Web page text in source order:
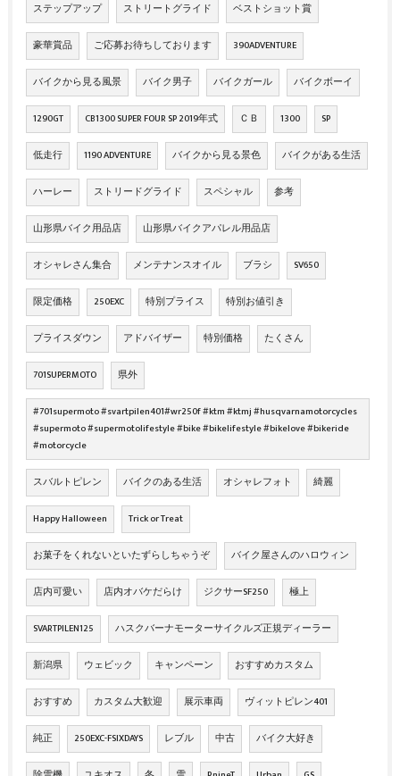
ステップアップ ストリートグライド ベストショット賞
豪華賞品 ご応募お待ちしております 390ADVENTURE
バイクから見る風景 バイク男子 バイクガール バイクボーイ
1290GT CB1300 SUPER FOUR SP 2019年式 ＣＢ 1300 SP
低走行 1190 ADVENTURE バイクから見る景色 バイクがある生活
ハーレー ストリードグライド スペシャル 参考
山形県バイク用品店 山形県バイクアパレル用品店
オシャレさん集合 メンテナンスオイル ブラシ SV650
限定価格 250EXC 特別プライス 特別お値引き
プライスダウン アドバイザー 特別価格 たくさん
701SUPERMOTO 県外
#701supermoto #svartpilen401#wr250f #ktm #ktmj #husqvarnamotorcycles
#supermoto #supermotolifestyle #bike #bikelifestyle #bikelove #bikeride
#motorcycle
スバルトピレン バイクのある生活 オシャレフォト 綺麗
Happy Halloween Trick or Treat
お菓子をくれないといたずらしちゃうぞ バイク屋さんのハロウィン
店内可愛い 店内オバケだらけ ジクサーSF250 極上
SVARTPILEN125 ハスクバーナモーターサイクルズ正規ディーラー
新潟県 ウェビック キャンペーン おすすめカスタム
おすすめ カスタム大歓迎 展示車両 ヴィットピレン401
純正 250EXC-FSIXDAYS レブル 中古 バイク大好き